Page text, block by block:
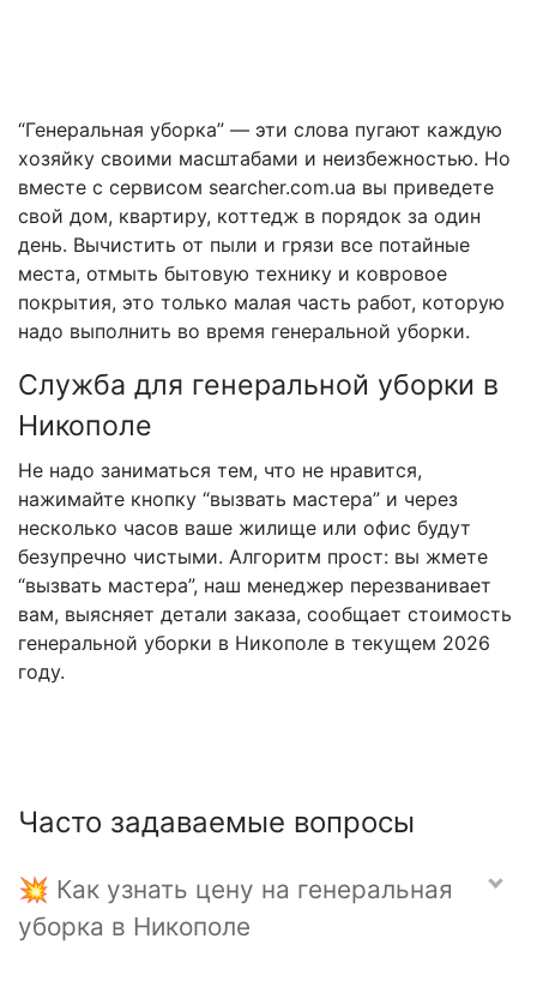
“Генеральная уборка” — эти слова пугают каждую
хозяйку своими масштабами и неизбежностью. Но
вместе с сервисом searcher.com.ua вы приведете
свой дом, квартиру, коттедж в порядок за один
день. Вычистить от пыли и грязи все потайные
места, отмыть бытовую технику и ковровое
покрытия, это только малая часть работ, которую
надо выполнить во время генеральной уборки.
Служба для генеральной уборки в
Никополе
Не надо заниматься тем, что не нравится,
нажимайте кнопку “вызвать мастера” и через
несколько часов ваше жилище или офис будут
безупречно чистыми. Алгоритм прост: вы жмете
“вызвать мастера”, наш менеджер перезванивает
вам, выясняет детали заказа, сообщает стоимость
генеральной уборки в Никополе в текущем 2026
году.
Часто задаваемые вопросы
💥 Как узнать цену на генеральная
уборка в Никополе